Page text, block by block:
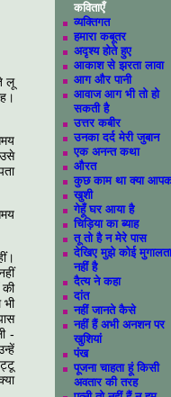
लू
-
कविताएँ
व्यक्तिगत
हमारा कबूतर
अदृश्य होते हुए
आकाश से झरता लावा
आग और पानी
आवाज आग भी तो हो
सकती है
उत्तर कबीर
उनका दर्द मेरी जुबान
एक अनन्त कथा
औरत
कुछ काम था क्या
खुशी
गेहूँ घर आया है
चिड़िया का ब्याह
तू तो है न मेरे पास
देखिए मुझे कोई मुगालता
नहीं है
दैत्य ने कहा
दांत
नहीं जानते कैसे
नहीं हैं अभी अनशन पर
खुशियां
पंख
पूजना चाहता हूं किसी
अवतार की तरह